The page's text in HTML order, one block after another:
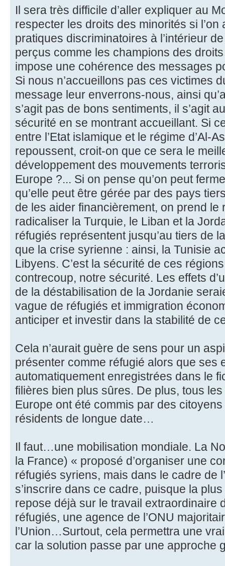
Il sera très difficile d’aller expliquer au
respecter les droits des minorités si
pratiques discriminatoires à l’intérieur
perçus comme les champions des
impose une cohérence des messages
Si nous n’accueillons pas ces victimes
message leur enverrons-nous, ainsi
s’agit pas de bons sentiments, il s’agit
sécurité en se montrant accueillant. Si
entre l’Etat islamique et le régime d’Al-
repoussent, croit-on que ce sera le
développement des mouvements
Europe ?... Si on pense qu’on peut
qu’elle peut être gérée par des pays
de les aider financièrement, on prend
radicaliser la Turquie, le Liban et la
réfugiés représentent jusqu’au tiers de
que la crise syrienne : ainsi, la Tunisie
Libyens. C’est la sécurité de ces
contrecoup, notre sécurité. Les effets
de la déstabilisation de la Jordanie
vague de réfugiés et immigration
anticiper et investir dans la stabilité de
Cela n’aurait guère de sens pour un
présenter comme réfugié alors que ses
automatiquement enregistrées dans le
filières bien plus sûres. De plus, tous
Europe ont été commis par des
résidents de longue date…
Il faut…une mobilisation mondiale. La
la France) « proposé d’organiser une
réfugiés syriens, mais dans le cadre de
s’inscrire dans ce cadre, puisque la
repose déjà sur le travail extraordinaire
réfugiés, une agence de l’ONU
l’Union…Surtout, cela permettra une
car la solution passe par une approche